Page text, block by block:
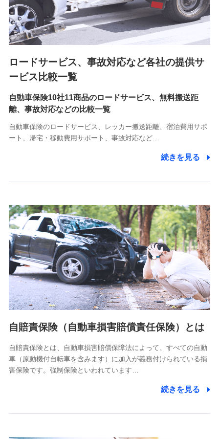
8.取引先個人情報
取引先としての選定業務、営業情報の提供業務、契約締結手
続き業務、取引管理業務、およびこれらに準ずる業務の遂行
のため
9.お問い合わせ情報
各種お問い合わせに対応するため
10.受託業務の 個人情報
受託業務の遂行およびこれらに準ずる業務の遂行のため
11.マイカー通勤管理クラウド並びに法人向けASPサー
をお送りするため
分析するため
当社の対応品質向上やお問い合わせ内容の正確な把握のため
個人情報保護管理者の職名、連絡先
株式会社ドコモ・インシュアランス 営業部長
〒103-0013 東京都中央区日本橋人形町2-14-10 アーバン
ネット日本橋ビル 3F
株式会社ドコモ・インシュアランス
個人情報の第三者提供について
除き、第三者に提供いたしません。
業務の委託
当社は利用目的の達成に必要な範囲内において個人情報の取
ロードサービス、事故対応など各社の提供サ
ービス比較一覧
自動車保険10社11商品のロードサービス、無料搬送距
離、事故対応などの比較一覧
自動車保険のロードサービス、レッカー搬送距離、宿泊費用サポ
ート、帰宅・移動費用サポート、事故対応など…
続きを見る
自賠責保険（自動車損害賠償責任保険）とは
自賠責保険とは、自動車損害賠償保障法によって、すべての自動
車（原動機付自転車を含みます）に加入が義務付けられている損
害保険です。強制保険といわれています…
続きを見る